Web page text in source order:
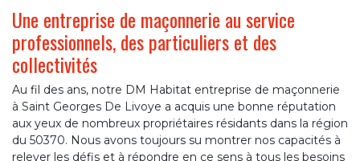
Une entreprise de maçonnerie au service
professionnels, des particuliers et des
collectivités
Au fil des ans, notre DM Habitat entreprise de maçonnerie
à Saint Georges De Livoye a acquis une bonne réputation
aux yeux de nombreux propriétaires résidants dans la région
du 50370. Nous avons toujours su montrer nos capacités à
relever les défis et à répondre en ce sens à tous les besoins